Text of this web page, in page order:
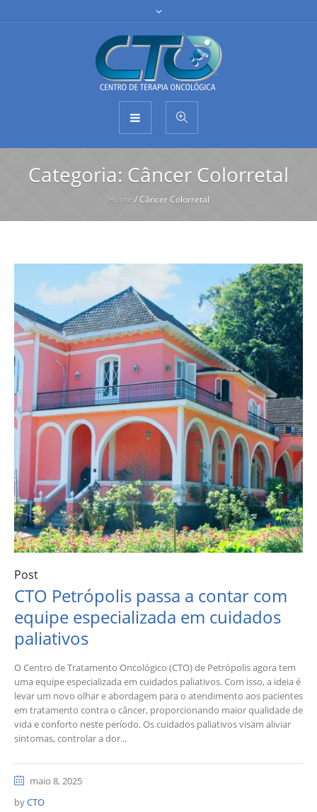
Categoria: Câncer Colorretal
Home /Câncer Colorretal
Post
CTO Petrópolis passa a contar com
equipe especializada em cuidados
paliativos
O Centro de Tratamento Oncológico (CTO) de Petrópolis agora tem
uma equipe especializada em cuidados paliativos. Com isso, a ideia é
levar um novo olhar e abordagem para o atendimento aos pacientes
em tratamento contra o câncer, proporcionando maior qualidade de
vida e conforto neste período. Os cuidados paliativos visam aliviar
sintomas, controlar a dor...
maio 8, 2025
byCTO